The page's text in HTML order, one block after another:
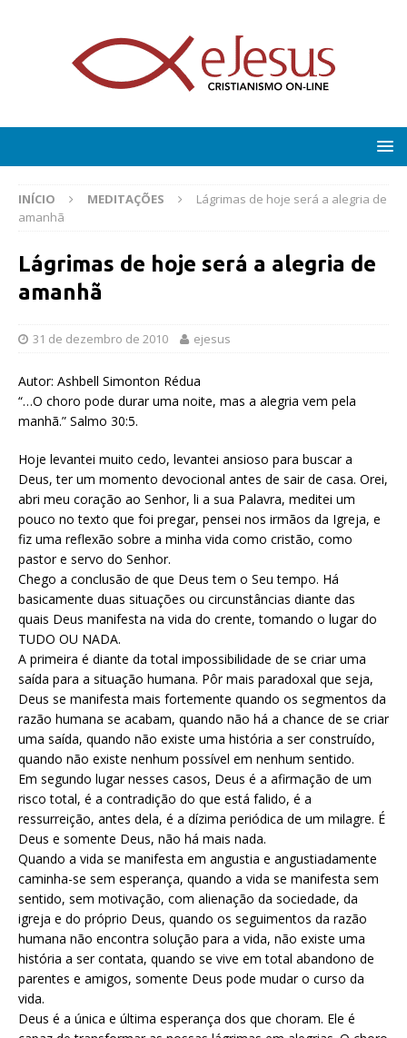
INÍCIO MEDITAÇÕES
Lágrimas de hoje será a alegria de
amanhã
Lágrimas de hoje será a alegria de
amanhã
31 de dezembro de 2010 ejesus
Autor: Ashbell Simonton Rédua
“…O choro pode durar uma noite, mas a alegria vem pela
manhã.” Salmo 30:5.
Hoje levantei muito cedo, levantei ansioso para buscar a
Deus, ter um momento devocional antes de sair de casa. Orei,
abri meu coração ao Senhor, li a sua Palavra, meditei um
pouco no texto que foi pregar, pensei nos irmãos da Igreja, e
fiz uma reflexão sobre a minha vida como cristão, como
pastor e servo do Senhor.
Chego a conclusão de que Deus tem o Seu tempo. Há
basicamente duas situações ou circunstâncias diante das
quais Deus manifesta na vida do crente, tomando o lugar do
TUDO OU NADA.
A primeira é diante da total impossibilidade de se criar uma
saída para a situação humana. Pôr mais paradoxal que seja,
Deus se manifesta mais fortemente quando os segmentos da
razão humana se acabam, quando não há a chance de se criar
uma saída, quando não existe uma história a ser construído,
quando não existe nenhum possível em nenhum sentido.
Em segundo lugar nesses casos, Deus é a afirmação de um
risco total, é a contradição do que está falido, é a
ressurreição, antes dela, é a dízima periódica de um milagre. É
Deus e somente Deus, não há mais nada.
Quando a vida se manifesta em angustia e angustiadamente
caminha-se sem esperança, quando a vida se manifesta sem
sentido, sem motivação, com alienação da sociedade, da
igreja e do próprio Deus, quando os seguimentos da razão
humana não encontra solução para a vida, não existe uma
história a ser contata, quando se vive em total abandono de
parentes e amigos, somente Deus pode mudar o curso da
vida.
Deus é a única e última esperança dos que choram. Ele é